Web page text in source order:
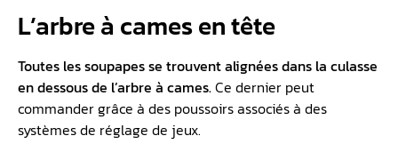
L’arbre à cames en tête
Toutes les soupapes se trouvent alignées dans la culasse
en dessous de l’arbre à cames.Ce dernier peut
commander grâce à des poussoirs associés à des
systèmes de réglage de jeux.